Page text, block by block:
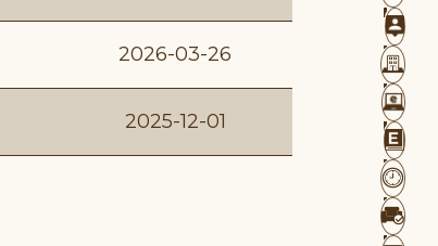
2026-03-26
2025-12-01